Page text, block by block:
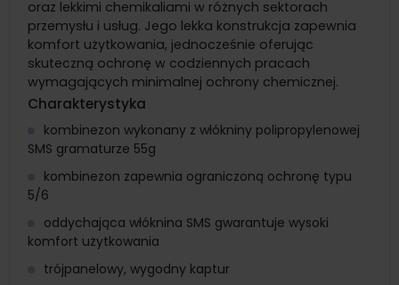
oraz lekkimi chemikaliami w różnych sektorach
przemysłu i usług. Jego lekka konstrukcja zapewnia
komfort użytkowania, jednocześnie oferując
skuteczną ochronę w codziennych pracach
wymagających minimalnej ochrony chemicznej.
Charakterystyka
kombinezon wykonany z włókniny polipropylenowej
SMS gramaturze 55g
kombinezon zapewnia ograniczoną ochronę typu
5/6
oddychająca włóknina SMS gwarantuje wysoki
komfort użytkowania
trójpanelowy, wygodny kaptur